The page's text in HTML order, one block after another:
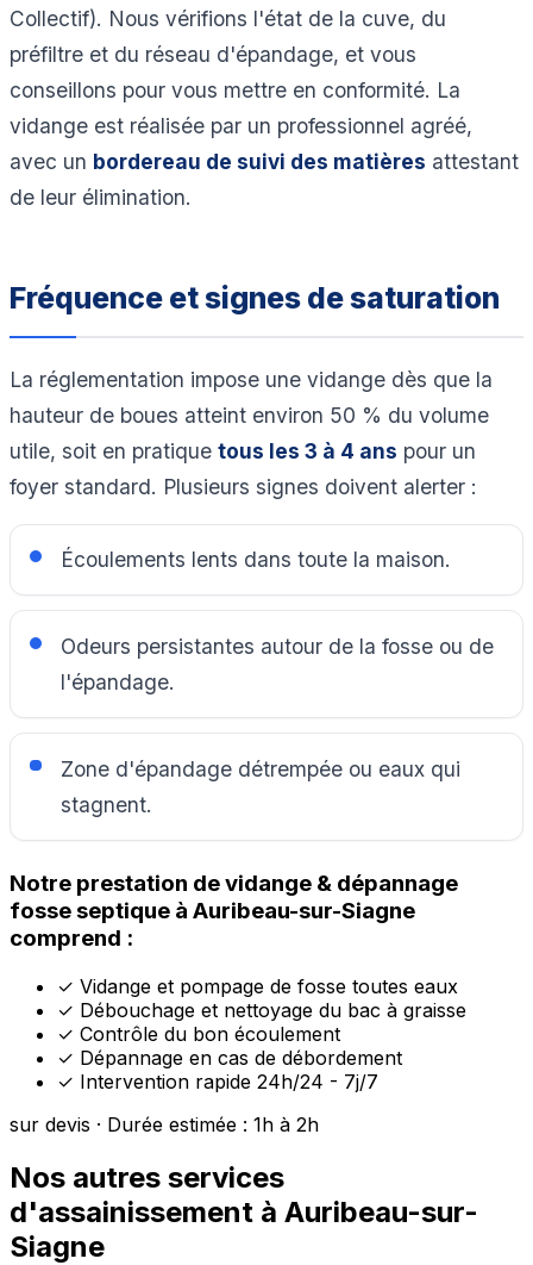
Collectif). Nous vérifions l'état de la cuve, du
préfiltre et du réseau d'épandage, et vous
conseillons pour vous mettre en conformité. La
vidange est réalisée par un professionnel agréé,
avec un bordereau de suivi des matières attestant
de leur élimination.
Fréquence et signes de saturation
La réglementation impose une vidange dès que la
hauteur de boues atteint environ 50 % du volume
utile, soit en pratique tous les 3 à 4 ans pour un
foyer standard. Plusieurs signes doivent alerter :
Écoulements lents dans toute la maison.
Odeurs persistantes autour de la fosse ou de
l'épandage.
Zone d'épandage détrempée ou eaux qui
stagnent.
Notre prestation de vidange & dépannage
fosse septique à Auribeau-sur-Siagne
comprend :
✓ Vidange et pompage de fosse toutes eaux
✓ Débouchage et nettoyage du bac à graisse
✓ Contrôle du bon écoulement
✓ Dépannage en cas de débordement
✓ Intervention rapide 24h/24 - 7j/7
sur devis · Durée estimée : 1h à 2h
Nos autres services
d'assainissement à Auribeau-sur-
Siagne